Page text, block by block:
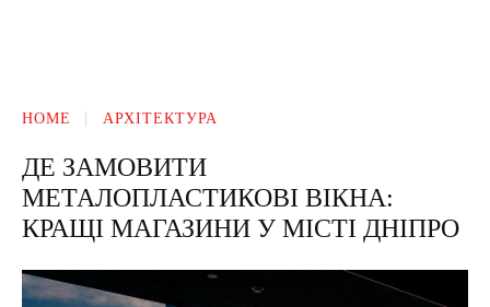
HOME АРХІТЕКТУРА
ДЕ ЗАМОВИТИ
МЕТАЛОПЛАСТИКОВІ ВІКНА:
КРАЩІ МАГАЗИНИ У МІСТІ ДНІПРО